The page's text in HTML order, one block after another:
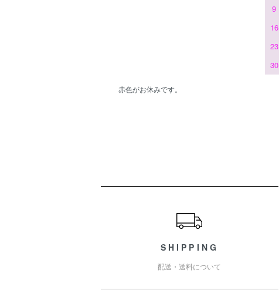
9
16
23
30
赤色がお休みです。
SHIPPING
配送・送料について